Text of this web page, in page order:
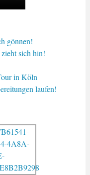
gönnen!
sich hin!
in Köln
laufen!